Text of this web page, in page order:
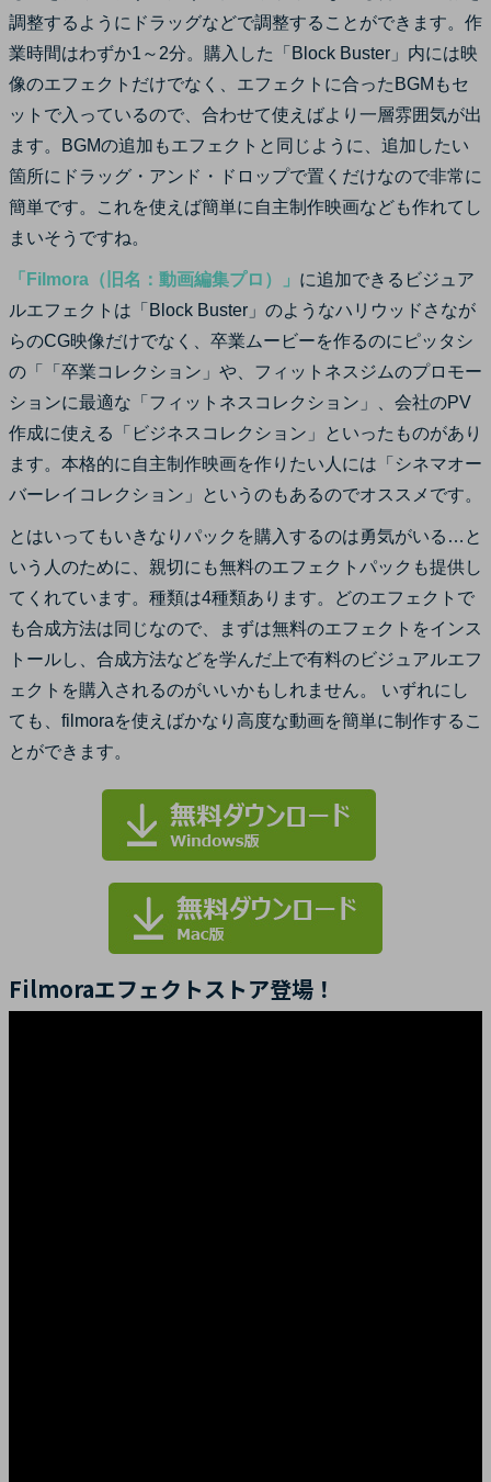
調整するようにドラッグなどで調整することができます。作
業時間はわずか1～2分。購入した「Block Buster」内には映
像のエフェクトだけでなく、エフェクトに合ったBGMもセ
ットで入っているので、合わせて使えばより一層雰囲気が出
ます。BGMの追加もエフェクトと同じように、追加したい
箇所にドラッグ・アンド・ドロップで置くだけなので非常に
簡単です。これを使えば簡単に自主制作映画なども作れてし
まいそうですね。
「Filmora（旧名：動画編集プロ）」 に追加できるビジュア
ルエフェクトは「Block Buster」のようなハリウッドさなが
らのCG映像だけでなく、卒業ムービーを作るのにピッタシ
の「「卒業コレクション」や、フィットネスジムのプロモー
ションに最適な「フィットネスコレクション」、会社のPV
作成に使える「ビジネスコレクション」といったものがあり
ます。本格的に自主制作映画を作りたい人には「シネマオー
バーレイコレクション」というのもあるのでオススメです。
とはいってもいきなりパックを購入するのは勇気がいる…と
いう人のために、親切にも無料のエフェクトパックも提供し
てくれています。種類は4種類あります。どのエフェクトで
も合成方法は同じなので、まずは無料のエフェクトをインス
トールし、合成方法などを学んだ上で有料のビジュアルエフ
ェクトを購入されるのがいいかもしれません。 いずれにし
ても、filmoraを使えばかなり高度な動画を簡単に制作するこ
とができます。
Filmoraエフェクトストア登場！